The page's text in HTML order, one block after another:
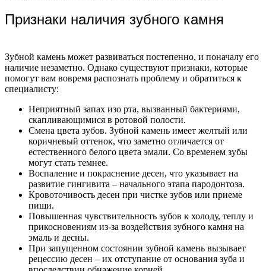
Признаки наличия зубного камня
Зубной камень может развиваться постепенно, и поначалу его
наличие незаметно. Однако существуют признаки, которые
помогут вам вовремя распознать проблему и обратиться к
специалисту:
Неприятный запах изо рта, вызванный бактериями,
скапливающимися в ротовой полости.
Смена цвета зубов. Зубной камень имеет желтый или
коричневый оттенок, что заметно отличается от
естественного белого цвета эмали. Со временем зубы
могут стать темнее.
Воспаление и покраснение десен, что указывает на
развитие гингивита – начального этапа пародонтоза.
Кровоточивость десен при чистке зубов или приеме
пищи.
Повышенная чувствительность зубов к холоду, теплу и
прикосновениям из-за воздействия зубного камня на
эмаль и десны.
При запущенном состоянии зубной камень вызывает
рецессию десен – их отступание от основания зуба и